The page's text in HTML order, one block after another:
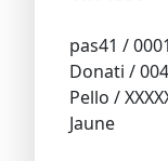
pas41 /
Donati /
Pello /
Jaune